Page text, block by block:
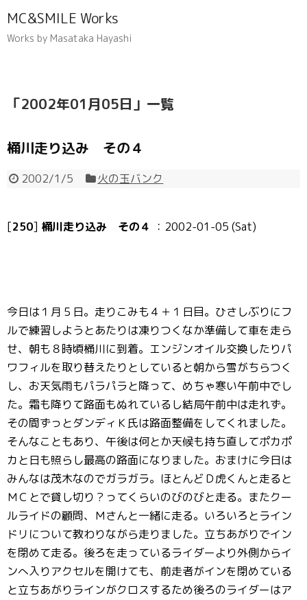
MC&SMILE Works
Works by Masataka Hayashi
「2002年01月05日 」 一覧
桶川走り込み その４
2002/1/5 火の玉バンク
[250] 桶川走り込み その４ ：2002-01-05 (Sat)
今日は１月５日。走りこみも４＋１日目。ひさしぶりにフ
ルで練習しようとあたりは凍りつくなか準備して車を走ら
せ、朝も８時頃桶川に到着。エンジンオイル交換したりパ
ワフィルを取り替えたりとしていると朝から雪がちらつく
し、お天気雨もパラパラと降って、めちゃ寒い午前中でし
た。霜も降りて路面もぬれているし結局午前中は走れず。
その間ずっとダンディＫ氏は路面整備をしてくれました。
そんなこともあり、午後は何とか天候も持ち直してポカポ
カと日も照らし最高の路面になりました。おまけに今日は
みんなは茂木なのでガラガラ。ほとんどＤ虎くんと走ると
ＭＣとで貸し切り？ってくらいのびのびと走る。またクー
ルライドの顧問、Ｍさんと一緒に走る。いろいろとライン
ドリについて教わりながら走りました。立ちあがりでイン
を閉めて走る。後ろを走っているライダーより外側からイ
ンへ入りアクセルを開けても、前走者がインを閉めている
と立ちあがりラインがクロスするため後ろのライダーはア